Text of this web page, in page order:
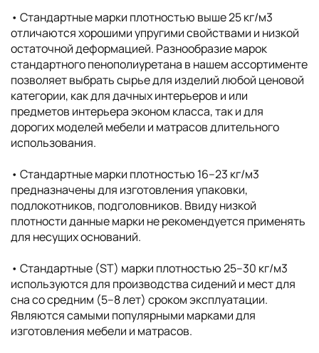
• Cтандартные марки плотностью выше 25 кг/м3
отличаются хорошими упругими свойствами и низкой
остаточной деформацией. Разнообразие марок
стандартного пенополиуретана в нашем ассортименте
позволяет выбрать сырье для изделий любой ценовой
категории, как для дачных интерьеров и или
предметов интерьера эконом класса, так и для
дорогих моделей мебели и матрасов длительного
использования.
• Cтандартные марки плотностью 16–23 кг/м3
предназначены для изготовления упаковки,
подлокотников, подголовников. Ввиду низкой
плотности данные марки не рекомендуется применять
для несущих оснований.
• Стандартные (ST) марки плотностью 25–30 кг/м3
используются для производства сидений и мест для
сна со средним (5–8 лет) сроком эксплуатации.
Являются самыми популярными марками для
изготовления мебели и матрасов.